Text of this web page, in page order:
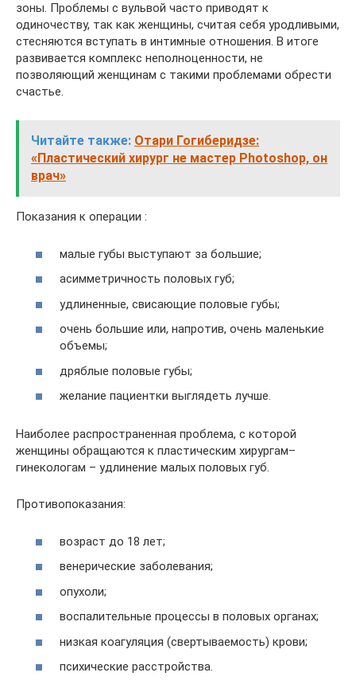
зоны. Проблемы с вульвой часто приводят к
одиночеству, так как женщины, считая себя уродливыми,
стесняются вступать в интимные отношения. В итоге
развивается комплекс неполноценности, не
позволяющий женщинам с такими проблемами обрести
счастье.
Читайте также: Отари Гогиберидзе:
«Пластический хирург не мастер Photoshop, он
врач»
Показания к операции :
малые губы выступают за большие;
асимметричность половых губ;
удлиненные, свисающие половые губы;
очень большие или, напротив, очень маленькие
объемы;
дряблые половые губы;
желание пациентки выглядеть лучше.
Наиболее распространенная проблема, с которой
женщины обращаются к пластическим хирургам–
гинекологам – удлинение малых половых губ.
Противопоказания:
возраст до 18 лет;
венерические заболевания;
опухоли;
воспалительные процессы в половых органах;
низкая коагуляция (свертываемость) крови;
психические расстройства.